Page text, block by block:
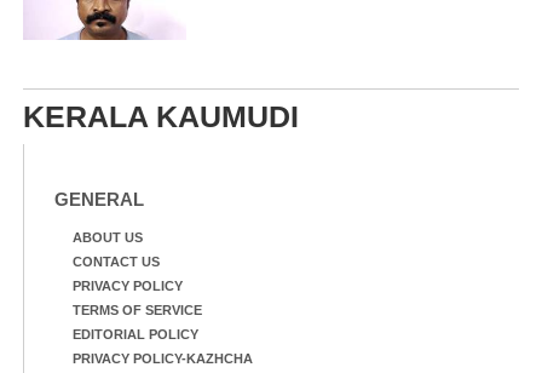
KERALA KAUMUDI
GENERAL
ABOUT US
CONTACT US
PRIVACY POLICY
TERMS OF SERVICE
EDITORIAL POLICY
PRIVACY POLICY-KAZHCHA